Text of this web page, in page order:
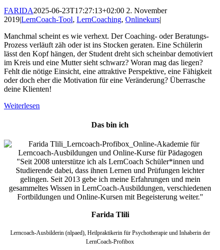
FARIDA2025-06-23T17:27:13+02:00 2. November
2019|LernCoach-Tool, LernCoaching, Onlinekurs|
Manchmal scheint es wie verhext. Der Coaching- oder Beratungs-
Prozess verläuft zäh oder ist ins Stocken geraten. Eine Schülerin
lässt den Kopf hängen, der Student dreht sich scheinbar demotiviert
im Kreis und eine Mutter sieht schwarz? Woran mag das liegen?
Fehlt die nötige Einsicht, eine attraktive Perspektive, eine Fähigkeit
oder doch eher die Motivation für eine Veränderung? Überrasche
deine Klienten!
Weiterlesen
Das bin ich
"Seit 2008 unterstütze ich als LernCoach Schüler*innen und
Studierende dabei, dass ihnen Lernen und Prüfungen leichter
gelingen. Seit 2013 gebe ich meine Erfahrungen und mein
gesammeltes Wissen in LernCoach-Ausbildungen, verschiedenen
Fortbildungen und Online-Kursen mit Begeisterung weiter."
Farida Tlili
Lerncoach-Ausbilderin (nlpaed), Heilpraktikerin für Psychotherapie und Inhaberin der
LernCoach-Profibox